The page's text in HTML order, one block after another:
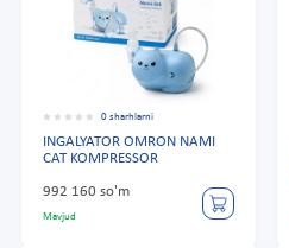
0 sharhlarni
INGALYATOR OMRON NAMI
CAT KOMPRESSOR
992 160 so'm
Mavjud